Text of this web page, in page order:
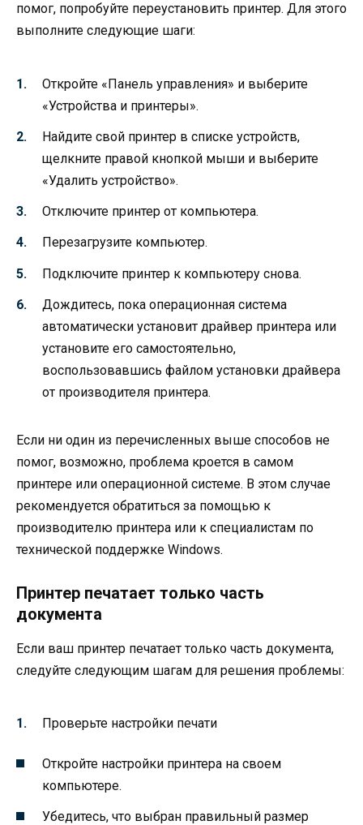
помог, попробуйте переустановить принтер. Для этого
выполните следующие шаги:
Откройте «Панель управления» и выберите
«Устройства и принтеры».
Найдите свой принтер в списке устройств,
щелкните правой кнопкой мыши и выберите
«Удалить устройство».
Отключите принтер от компьютера.
Перезагрузите компьютер.
Подключите принтер к компьютеру снова.
Дождитесь, пока операционная система
автоматически установит драйвер принтера или
установите его самостоятельно,
воспользовавшись файлом установки драйвера
от производителя принтера.
Если ни один из перечисленных выше способов не
помог, возможно, проблема кроется в самом
принтере или операционной системе. В этом случае
рекомендуется обратиться за помощью к
производителю принтера или к специалистам по
технической поддержке Windows.
Принтер печатает только часть
документа
Если ваш принтер печатает только часть документа,
следуйте следующим шагам для решения проблемы:
Проверьте настройки печати
Откройте настройки принтера на своем
компьютере.
Убедитесь, что выбран правильный размер